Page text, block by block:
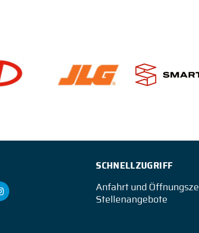
SCHNELLZUGRIFF
Anfahrt und
Stellenangebote